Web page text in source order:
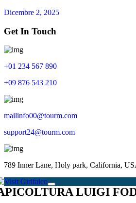
Dicembre 2, 2025
Get In Touch
+01 234 567 890
+09 876 543 210
mailinfo00@tourm.com
support24@tourm.com
789 Inner Lane, Holy park, California,
LUIGI